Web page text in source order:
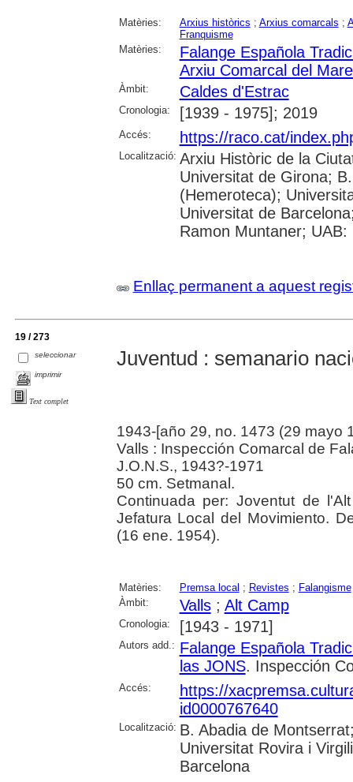
Matèries: Arxius històrics ; Arxius comarcals ;
Franquisme
Matèries:
Falange Española
Arxiu Comarcal del
Àmbit: Caldes d'Estrac
Cronologia: [1939 - 1975]; 2019
Accés: https://raco.cat/
Localització: Arxiu Històric de la
Universitat de Girona;
(Hemeroteca);
Universitat de
Ramon Muntaner; UAB:
Enllaç permanent a aquest
19 / 273
seleccionar
imprimir
Text complet
Juventud : semanario
1943-[año 29, no. 1473 (29 mayo
Valls : Inspección Comarcal de
J.O.N.S., 1943?-1971
50 cm. Setmanal.
Continuada per: Joventut de
Jefatura Local del Movimiento.
(16 ene. 1954).
Matèries: Premsa local ; Revistes ; Falangisme
Àmbit:
Valls; Alt Camp
Cronologia: [1943 - 1971]
Autors add.: Falange Española
las JONS. Inspección
Accés:
https://
id0000767640
Localització: B. Abadia de
Universitat Rovira i
Barcelona